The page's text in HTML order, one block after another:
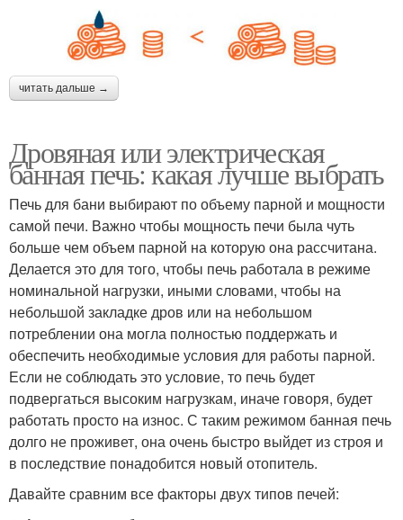
читать дальше →
Дровяная или электрическая
банная печь: какая лучше выбрать
Печь для бани выбирают по объему парной и мощности
самой печи. Важно чтобы мощность печи была чуть
больше чем объем парной на которую она рассчитана.
Делается это для того, чтобы печь работала в режиме
номинальной нагрузки, иными словами, чтобы на
небольшой закладке дров или на небольшом
потреблении она могла полностью поддержать и
обеспечить необходимые условия для работы парной.
Если не соблюдать это условие, то печь будет
подвергаться высоким нагрузкам, иначе говоря, будет
работать просто на износ. С таким режимом банная печь
долго не проживет, она очень быстро выйдет из строя и
в последствие понадобится новый отопитель.
Давайте сравним все факторы двух типов печей: